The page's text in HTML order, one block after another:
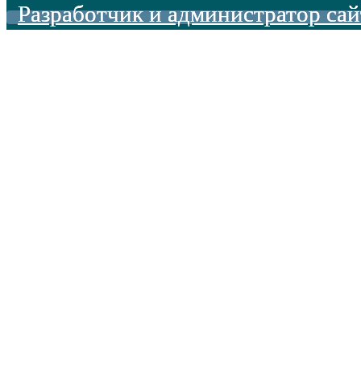
Разработчик и администратор